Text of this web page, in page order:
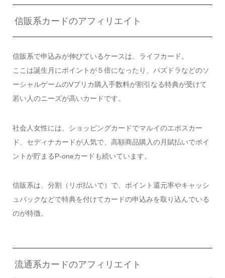
信販系カードのアフィリエイト
信販系で申込みが伸びているケースは、ライフカード。
ここは誕生月にポイントが５倍になったり、パズドラなどのソ
ーシャルゲームのVプリカ購入手数料が割引なる特典が受けて
若い人のニーズが高いカードです。
社会人女性には、ショッピングカードでマルイのエポスカー
ド、セディナカードが人気で、高額商品購入の月賦払いでポイ
ントが貯まるP-oneカードも続いています。
信販系は、分割（リボ払いで）で、ポイント還元率やキャッシ
ュバックなどで特典を付けてカードの申込みを取り込んでいる
のが特徴。
流通系カードのアフィリエイト